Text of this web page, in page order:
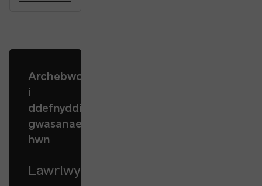
Archebwch
i
ddefnyddio'r
gwasanaeth
hwn
Lawrlwythwch